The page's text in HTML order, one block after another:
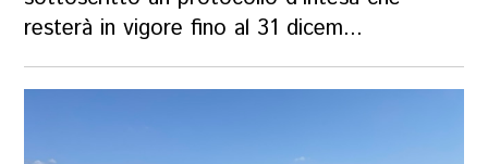
resterà in vigore fino al 31 dicem...